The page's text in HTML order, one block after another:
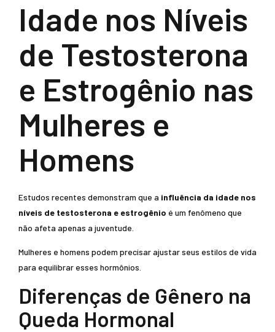
Idade nos Níveis
de Testosterona
e Estrogênio nas
Mulheres e
Homens
Estudos recentes demonstram que a influência da idade nos
níveis de testosterona e estrogênio é um fenômeno que
não afeta apenas a juventude.
Mulheres e homens podem precisar ajustar seus estilos de vida
para equilibrar esses hormônios.
Diferenças de Gênero na
Queda Hormonal